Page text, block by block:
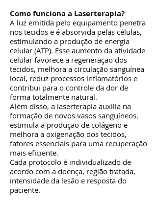
Como funciona a Laserterapia?
A luz emitida pelo equipamento penetra
nos tecidos e é absorvida pelas células,
estimulando a produção de energia
celular (ATP). Esse aumento da atividade
celular favorece a regeneração dos
tecidos, melhora a circulação sanguínea
local, reduz processos inflamatórios e
contribui para o controle da dor de
forma totalmente natural.
Além disso, a laserterapia auxilia na
formação de novos vasos sanguíneos,
estimula a produção de colágeno e
melhora a oxigenação dos tecidos,
fatores essenciais para uma recuperação
mais eficiente.
Cada protocolo é individualizado de
acordo com a doença, região tratada,
intensidade da lesão e resposta do
paciente.